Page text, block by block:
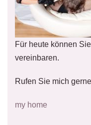
Für heute können
vereinbaren.
Rufen Sie mich
my home